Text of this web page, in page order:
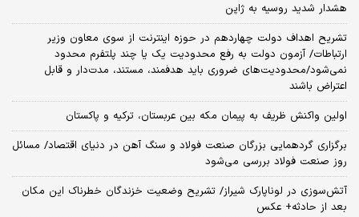
هشدار شدید روسیه به ژاپن
تشریح اهداف دولت چهاردهم در حوزه اینترنت از سوی معاون وزیر
ارتباطات/ آزمون دولت به رفع محدودیت یک یا چند پلتفرم محدود
نمی‌‎شود/محدودیت‌های ضروری باید هدفمند، مستند، مدت‌دار و قابل
اعتراض باشند
اولین واکنش ظریف به پیمان مکه بین عربستان، ترکیه و پاکستان
برگزاری گردهمایی بزرگان صنعت فولاد و سنگ آهن در دنیای اقتصاد/ مسائل
روز صنعت فولاد بررسی می‌شود
آتش‌سوزی در لوناپارک شیراز/ تشریح وضعیت خزندگان خطرناک این مکان
بعد از حادثه+ عکس